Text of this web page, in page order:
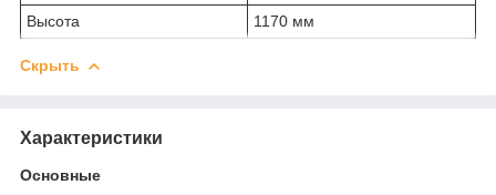
Высота
1170 мм
Скрыть
Характеристики
Основные